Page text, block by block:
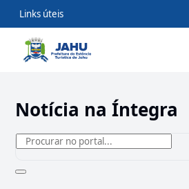
Links úteis
Notícia na Íntegra